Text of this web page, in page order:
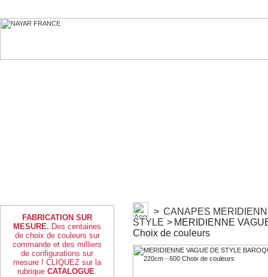
FABRICATION SUR
MESURE. Des centaines
de choix de couleurs sur
commande et des milliers
de configurations sur
mesure ! CLIQUEZ sur la
rubrique CATALOGUE.
> CANAPES
STYLE > MERIDIENNE
Choix de couleurs